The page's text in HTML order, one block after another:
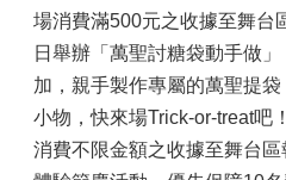
場消費滿500元之收據至舞台
日舉辦「萬聖討糖袋動手做
加，親手製作專屬的萬聖提
小物，快來場Trick-or-treat吧
消費不限金額之收據至舞台